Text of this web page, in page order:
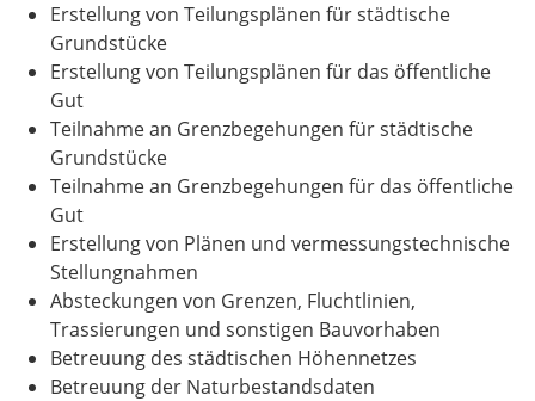
Erstellung von Teilungsplänen für städtische
Grundstücke
Erstellung von Teilungsplänen für das öffentliche
Gut
Teilnahme an Grenzbegehungen für städtische
Grundstücke
Teilnahme an Grenzbegehungen für das öffentliche
Gut
Erstellung von Plänen und vermessungstechnische
Stellungnahmen
Absteckungen von Grenzen, Fluchtlinien,
Trassierungen und sonstigen Bauvorhaben
Betreuung des städtischen Höhennetzes
Betreuung der Naturbestandsdaten